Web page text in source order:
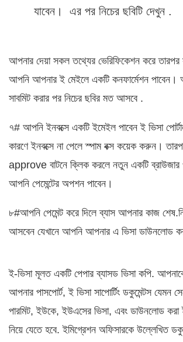
যাবেন। এর পর নিচের ছবিটি দেখুন .
আপনার দেয়া সকল তথ্যের ভেরিফিকেশন করে তারপর
আপনি আপনার ই মেইলে একটি কনফার্মেশন
সাবমিট করার পর নিচের ছবির মত আসবে .
৭# আপনি ইনবক্সে একটি ইমেইল পাবেন ই ভিসা
কারণে ইনবক্সে না পেলে স্পাম বক্স কয়েক করুন।
approve বাটনে ক্লিক করলে নতুন একটি ব্রাউজার
আপনি পেমেন্টের অপশন পাবেন।
৮#আপনি পেমেন্ট করে দিলে ব্যাস আপনার কাজ
আসবেন যেখানে আপনি আপনার এ ভিসা ডাউনলোড
ই-ভিসা মূলত একটি পেপার ব্যাসড ভিসা কপি.
আপনার পাসপোর্ট, ই ভিসা সাপোর্টিং ডকুমেন্টস যেমন
পারমিট, ইউকে, ইউএসের ভিসা, এবং ডাউনলোড করা
নিয়ে যেতে হবে. ইমিগ্রেশন অফিসারকে উল্লেখিত